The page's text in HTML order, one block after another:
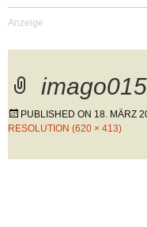
PUBLISHED ON 18. MÄRZ
RESOLUTION (620 × 413)